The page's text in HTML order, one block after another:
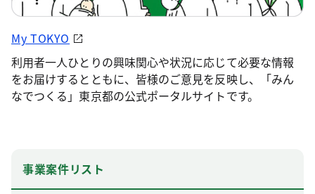
My TOKYO
利用者一人ひとりの興味関心や状況に応じて必要な情報
をお届けするとともに、皆様のご意見を反映し、「みん
なでつくる」東京都の公式ポータルサイトです。
事業案件リスト